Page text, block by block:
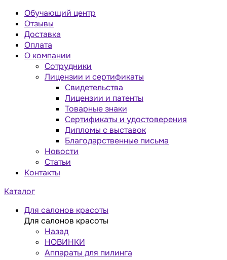
Обучающий центр
Отзывы
Доставка
Оплата
О компании
Сотрудники
Лицензии и сертификаты
Свидетельства
Лицензии и патенты
Товарные знаки
Сертификаты и удостоверения
Дипломы с выставок
Благодарственные письма
Новости
Статьи
Контакты
Каталог
Для салонов красоты
Для салонов красоты
Назад
НОВИНКИ
Аппараты для пилинга